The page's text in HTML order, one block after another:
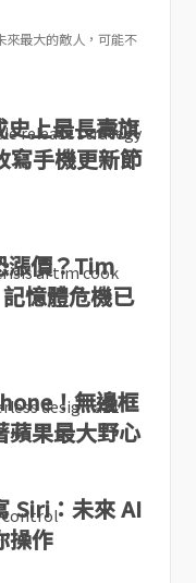
來最大的敵人，可能不
上最長壽旗
寫手機更新節
漲價？Tim
憶體危機已
！無邊框
蘋果最大野心
Siri：未來 AI
操作